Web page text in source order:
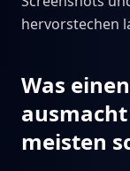
hervorstechen
Was
meisten